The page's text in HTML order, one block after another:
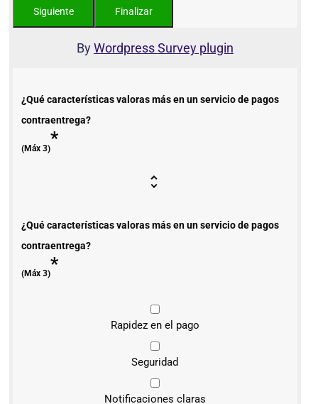
ByWordpress Survey plugin
¿Qué características valoras más en un servicio de pagos
contraentrega?
(Máx 3)*
¿Qué características valoras más en un servicio de pagos
contraentrega?
(Máx 3)*
Rapidez en el pago
Seguridad
Notificaciones claras